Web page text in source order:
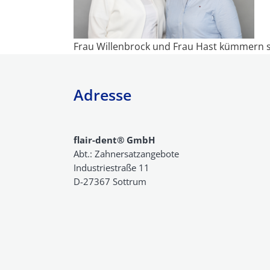
Teleskopprothese
Geschiebeprothese
Klammerprothese
Totalprothesen
Interims Prothese
Zahnkrone Kosten
Frau Willenbrock und Frau Hast kümmern
Adresse
flair-dent® GmbH
Abt.: Zahnersatzangebote
Industriestraße 11
D-27367 Sottrum